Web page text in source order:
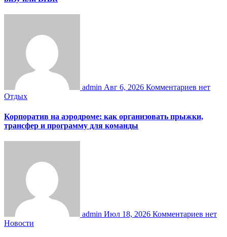
admin Авг 6, 2026 Комментариев нет
Отдых
Корпоратив на аэродроме: как организовать прыжки,
трансфер и программу для команды
admin Июл 18, 2026 Комментариев нет
Новости